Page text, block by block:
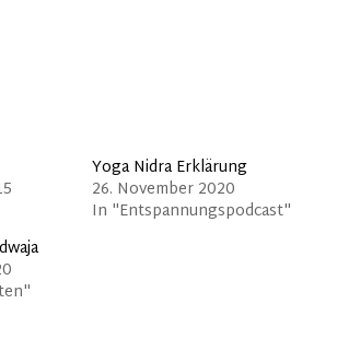
Yoga Nidra Erklärung
26. November 2020
In "Entspannungspodcast"